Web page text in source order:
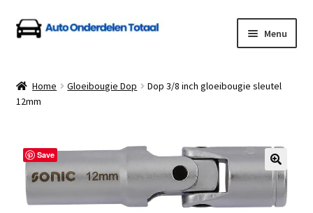
Ga
door
navigatie
Ga
naar
inhoud
Menu
Algemene Voorwaarden
Betalen en Verzenden
Home Gloeibougie Dop
Dop 3/8 inch gloeibougie sleutel
12mm
Save